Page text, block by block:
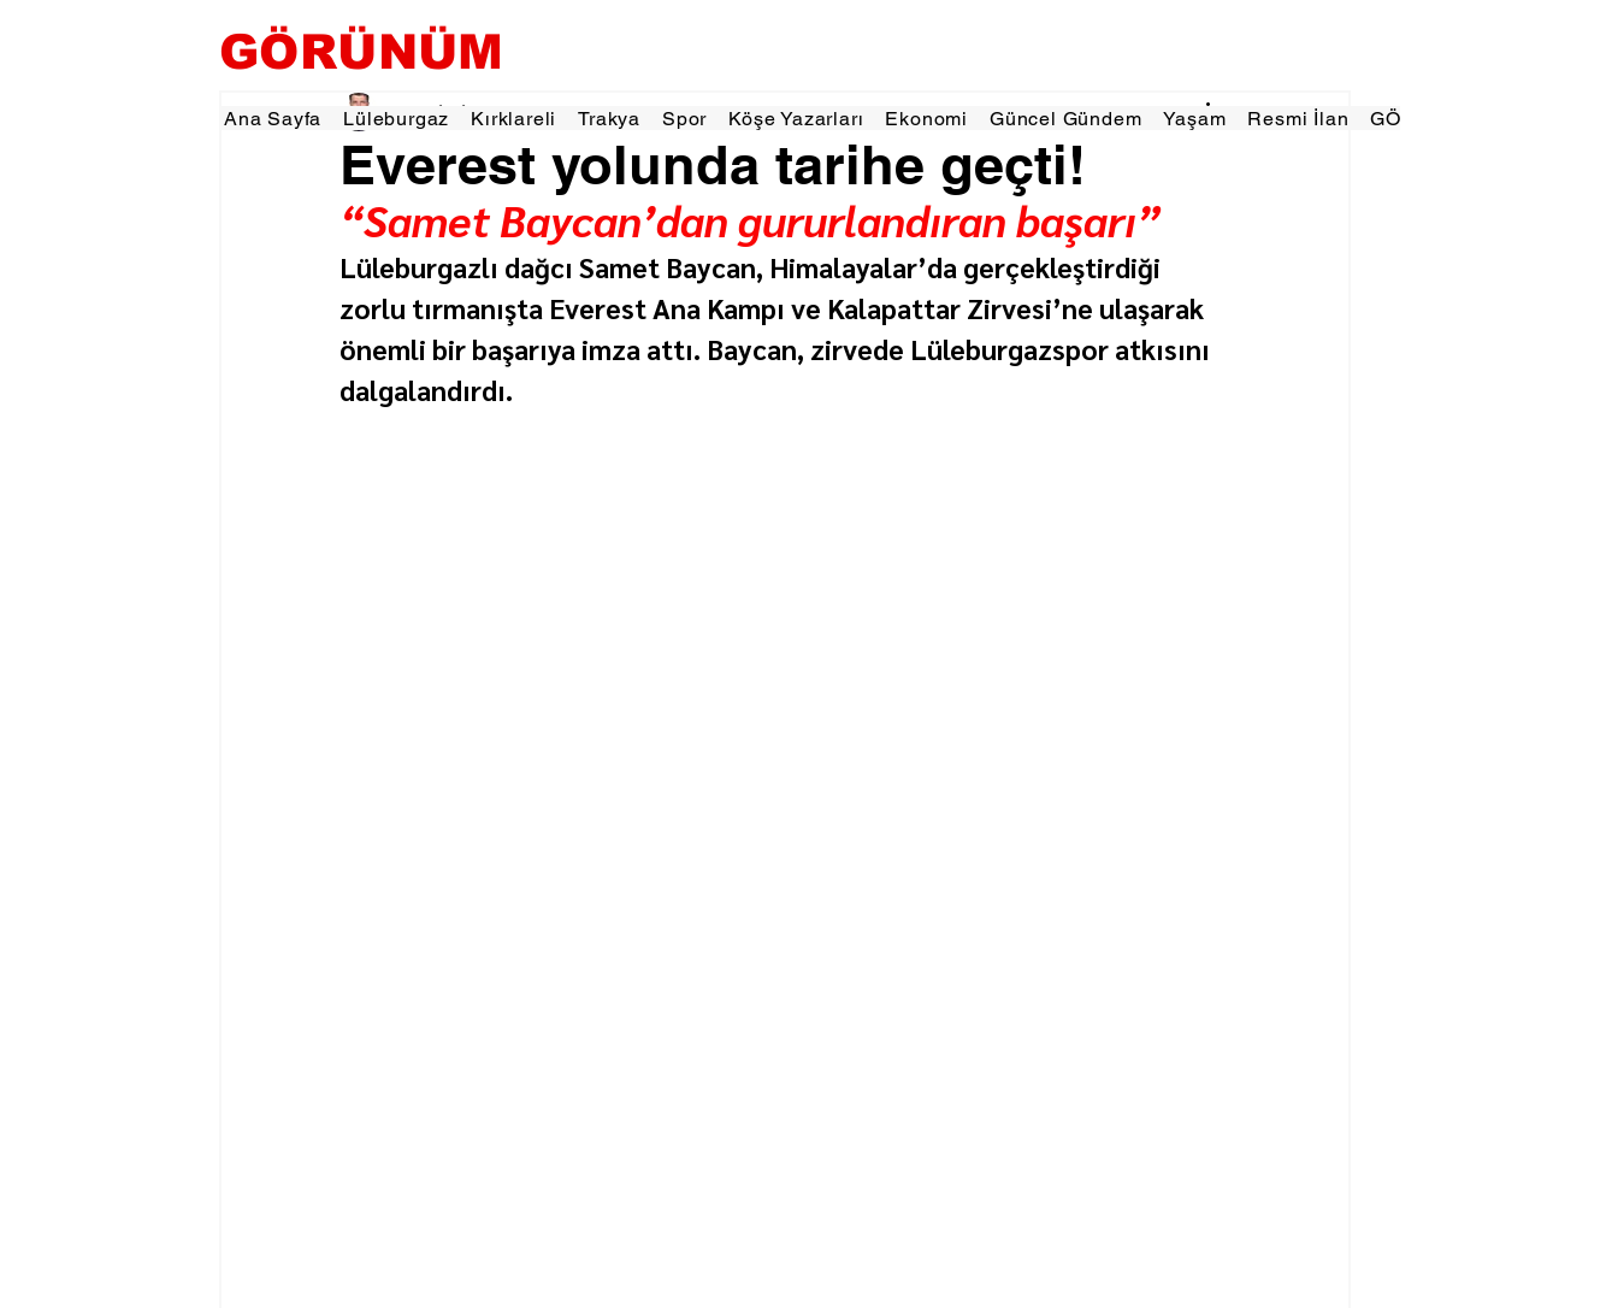
GÖRÜNÜM
Ana Sayfa Lüleburgaz Kırklareli Trakya Spor Köşe Yazarları Ekonomi Güncel Gündem Yaşam Resmi İlan GÖRÜNÜMTV
Everest yolunda tarihe geçti!
Tevfik İŞÇİ 15 May 2 dakikada okunur
“Samet Baycan’dan gururlandıran başarı”
Lüleburgazlı dağcı Samet Baycan, Himalayalar’da gerçekleştirdiği
zorlu tırmanışta Everest Ana Kampı ve Kalapattar Zirvesi’ne ulaşarak
önemli bir başarıya imza attı. Baycan, zirvede Lüleburgazspor atkısını
dalgalandırdı.